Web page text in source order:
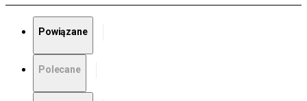
Powiązane
Polecane